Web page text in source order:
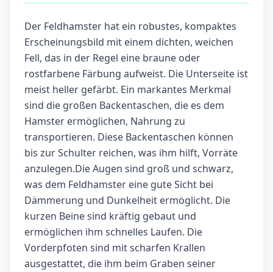
Der Feldhamster hat ein robustes, kompaktes
Erscheinungsbild mit einem dichten, weichen
Fell, das in der Regel eine braune oder
rostfarbene Färbung aufweist. Die Unterseite ist
meist heller gefärbt. Ein markantes Merkmal
sind die großen Backentaschen, die es dem
Hamster ermöglichen, Nahrung zu
transportieren. Diese Backentaschen können
bis zur Schulter reichen, was ihm hilft, Vorräte
anzulegen.Die Augen sind groß und schwarz,
was dem Feldhamster eine gute Sicht bei
Dämmerung und Dunkelheit ermöglicht. Die
kurzen Beine sind kräftig gebaut und
ermöglichen ihm schnelles Laufen. Die
Vorderpfoten sind mit scharfen Krallen
ausgestattet, die ihm beim Graben seiner